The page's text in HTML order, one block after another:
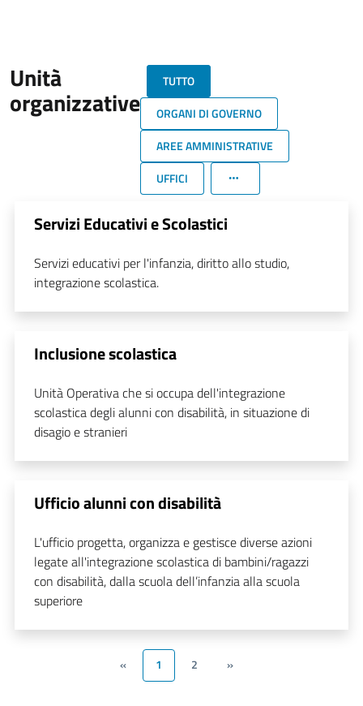
Unità
organizzative
TUTTO
ORGANI DI GOVERNO
AREE AMMINISTRATIVE
UFFICI
Servizi Educativi e Scolastici
Servizi educativi per l'infanzia, diritto allo studio,
integrazione scolastica.
Inclusione scolastica
Unità Operativa che si occupa dell'integrazione
scolastica degli alunni con disabilità, in situazione di
disagio e stranieri
Ufficio alunni con disabilità
L'ufficio progetta, organizza e gestisce diverse azioni
legate all'integrazione scolastica di bambini/ragazzi
con disabilità, dalla scuola dell’infanzia alla scuola
superiore
« 1 2 »